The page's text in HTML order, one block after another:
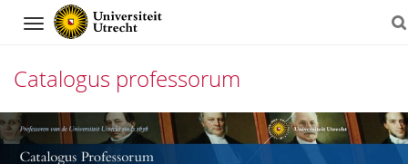
Navigation
Catalogus professorum
Direct
naar